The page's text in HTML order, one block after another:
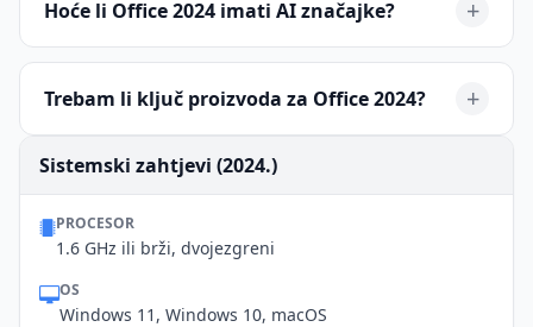
Microsoft 365 je superioran. Za tvrtke koje trebaju
zaključanu, nepromjenjivu verziju za specifične
Hoće li Office 2024 imati AI značajke? +
Ne, početno izdanje Office 2024 LTSC neće uključivati
ekskluzivne za pretplatničku uslugu Microsoft 365.
Trebam li ključ proizvoda za Office 2024? +
količinskog licencnog ključa (MAK ili KMS). Ne može se
koristiti bez odgovarajućeg licenciranja i aktivacije.
Sistemski zahtjevi (2024.)
PROCESOR
1.6 GHz ili brži, dvojezgreni
OS
Windows 11, Windows 10, macOS